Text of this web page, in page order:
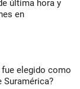
última hora y
en
elegido como